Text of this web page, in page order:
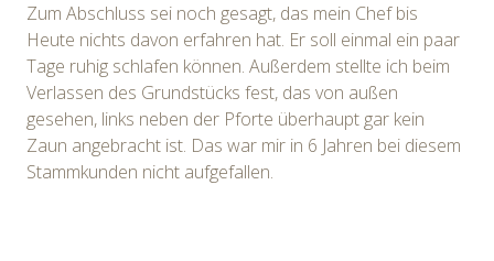
Zum Abschluss sei noch gesagt, das mein Chef bis
Heute nichts davon erfahren hat. Er soll einmal ein paar
Tage ruhig schlafen können. Außerdem stellte ich beim
Verlassen des Grundstücks fest, das von außen
gesehen, links neben der Pforte überhaupt gar kein
Zaun angebracht ist. Das war mir in 6 Jahren bei diesem
Stammkunden nicht aufgefallen.